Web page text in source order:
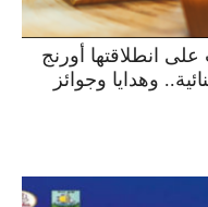
بمرور 10 سنوات على انطلاقتها أورنج
وهدايا وجوائز